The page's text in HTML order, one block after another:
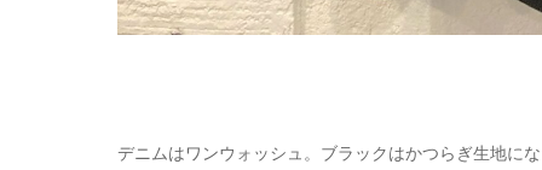
デニムはワンウォッシュ。ブラックはかつらぎ生地に